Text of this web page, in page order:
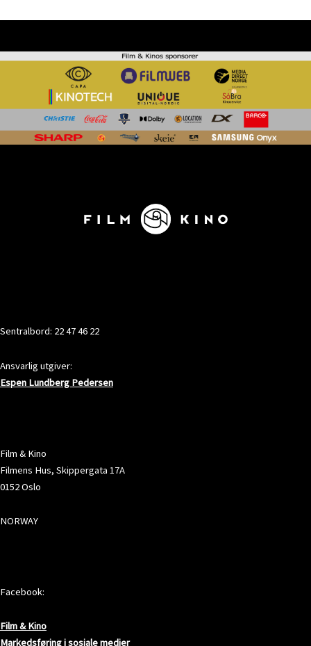
Sentralbord: 22 47 46 22
Ansvarlig utgiver:
Espen Lundberg Pedersen
Film & Kino
Filmens Hus, Skippergata 17A
0152 Oslo
NORWAY
Facebook:
Film & Kino
Markedsføring i sosiale medier